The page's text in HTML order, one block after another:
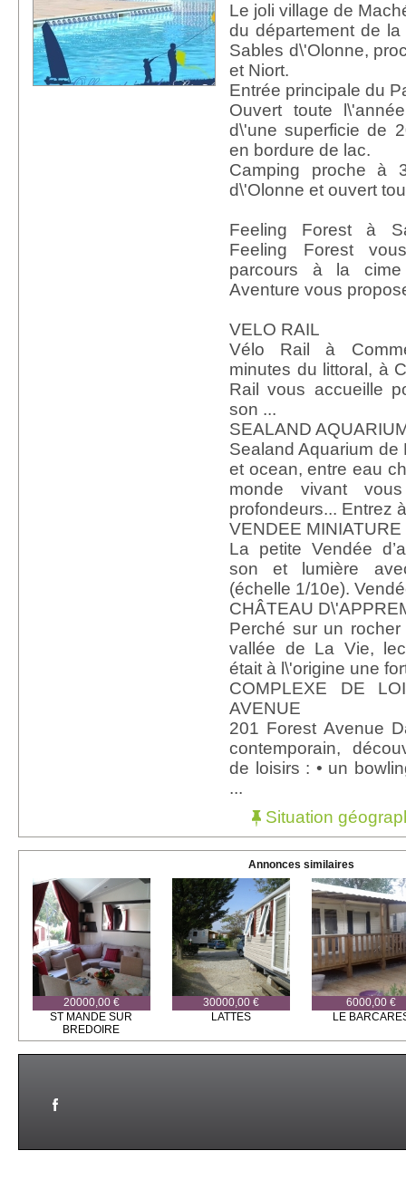
Le joli village de
du département de
Sables d\'Olonne,
et Niort.
Entrée principale du
Ouvert toute
d\'une superficie de
en bordure de lac.
Camping proche à
d\'Olonne et ouvert
Feeling Forest à
Feeling Forest
parcours à la
Aventure vous
VELO RAIL
Vélo Rail à
minutes du littoral, à
Rail vous accueille
son ...
SEALAND
Sealand Aquarium de
et ocean, entre eau
monde vivant
profondeurs... Entrez
VENDEE MINIATURE
La petite Vendée
son et lumière
(échelle 1/10e).
CHÂTEAU
Perché sur un
vallée de La Vie,
était à l\'origine une
COMPLEXE DE
AVENUE
201 Forest Avenue
contemporain,
de loisirs : • un
...
Situation
Annonces similaires
20000,00 €
ST MANDE SUR
BREDOIRE
30000,00 €
LATTES
6000,00 €
LE